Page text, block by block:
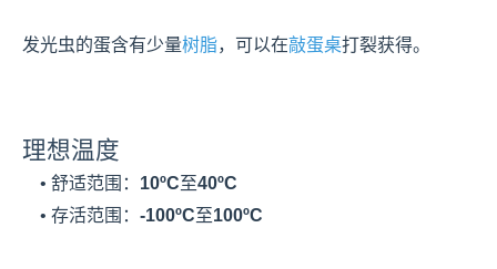
发光虫的蛋含有少量树脂，可以在敲蛋桌打裂获得。
理想温度
    • 舒适范围：
10ºC至40ºC
    • 存活范围：
-100ºC至100ºC